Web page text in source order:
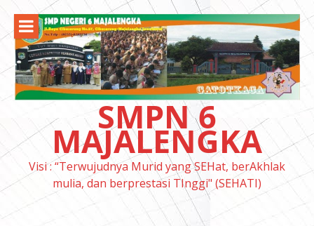
konten
SMPN 6
MAJALENGKA
Visi : “Terwujudnya Murid yang SEHat, berAkhlak
mulia, dan berprestasi TInggi" (SEHATI)